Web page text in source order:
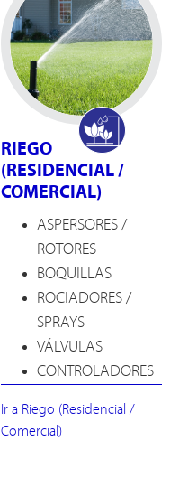
RIEGO
(RESIDENCIAL /
COMERCIAL)
ASPERSORES /
ROTORES
BOQUILLAS
ROCIADORES /
SPRAYS
VÁLVULAS
CONTROLADORES
Ir a Riego (Residencial /
Comercial)